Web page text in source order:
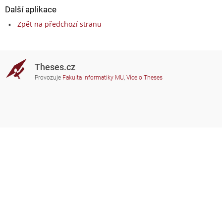
Další aplikace
Zpět na předchozí stranu
Theses.cz
Provozuje Fakulta informatiky MU, Více o Theses